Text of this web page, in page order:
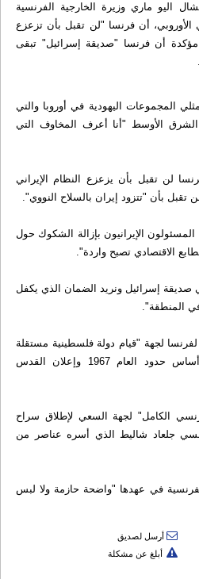
اليو ماري وزيرة الخارجية الفرنسية
الأوروبي، أن فرنسا "لن تقبل بأن تزعزع
مؤكدة أن فرنسا "صديقة إسرائيل" تبقى
المجموعات اليهودية في أوروبا والتي
الأوسط "أنا أعرف المخاوف التي
لن تقبل بأن يزعزع النظام الإيراني
تقبل بأن "تتزود إيران بالسلاح النووي".
الإيرانيون بإزالة الشكوك حول
الاقتصادي تصبح واردة".
إسرائيل ونريد الضمان الذي يكفل
في المنطقة".
لجهة "قيام دولة فلسطينية مستقلة
ديمقراطية وقابلة للحياة على أساس حدود العام 1967 وإعلان القدس
الكامل" لجهة السعي لإطلاق سراح
جلعاد شاليط الذي أسره عناصر من
في عهدها "واضحة حازمة ولا لبس
أرسل لصديق
أبلغ عن مشكلة